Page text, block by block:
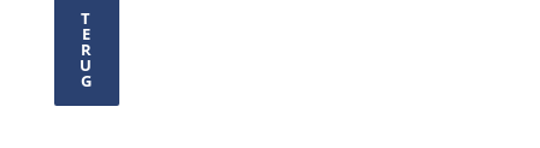
T
E
R
U
G